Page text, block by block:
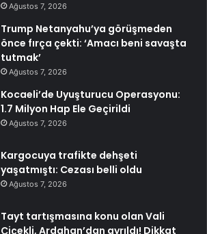
Ağustos 7, 2026
Trump Netanyahu’ya görüşmeden
önce fırça çekti: ‘Amacı beni savaşta
tutmak’
Ağustos 7, 2026
Kocaeli’de Uyuşturucu Operasyonu:
1.7 Milyon Hap Ele Geçirildi
Ağustos 7, 2026
Kargocuya trafikte dehşeti
yaşatmıştı: Cezası belli oldu
Ağustos 7, 2026
Tayt tartışmasına konu olan Vali
Çiçekli, Ardahan’dan ayrıldı! Dikkat